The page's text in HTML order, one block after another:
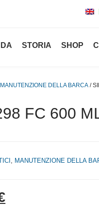
STORIA SHOP
MANUTENZIONE DELLA BARCA /
FC 600
, MANUTENZIONE DELLA
originale
Il prezzo